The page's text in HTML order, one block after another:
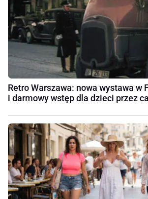
Retro Warszawa: nowa wystawa w
i darmowy wstęp dla dzieci przez